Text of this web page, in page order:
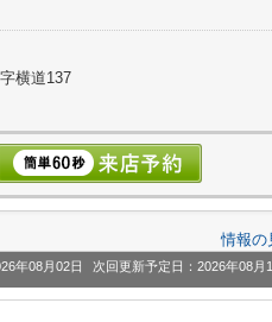
横道137
情報の
年08月02日 次回更新予定日：2026年08月